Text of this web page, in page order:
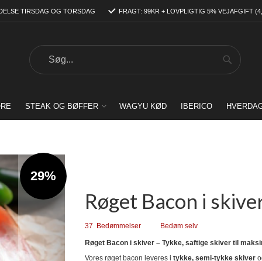
TIRSDAG OG TORSDAG FRAGT: 99KR + LOVPLIGTIG 5% VEJAFGIFT
Search
Search
STEAK OG BØFFER WAGYU KØD IBERICO
29%
Røget Bacon i
37 Bedømmelser Bedøm selv
Røget Bacon i skiver – Tykke, saftige skiver til
Vores røget bacon leveres i tykke, semi-tykke skiver